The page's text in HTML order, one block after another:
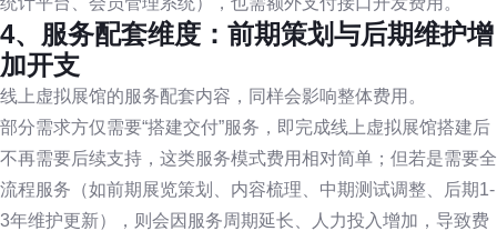
4、服务配套维度：前期策划与后期维护增
加开支
线上虚拟展馆的服务配套内容，同样会影响整体费用。
部分需求方仅需要“搭建交付”服务，即完成线上虚拟展馆搭建后
不再需要后续支持，这类服务模式费用相对简单；但若是需要全
流程服务（如前期展览策划、内容梳理、中期测试调整、后期1-
3年维护更新），则会因服务周期延长、人力投入增加，导致费